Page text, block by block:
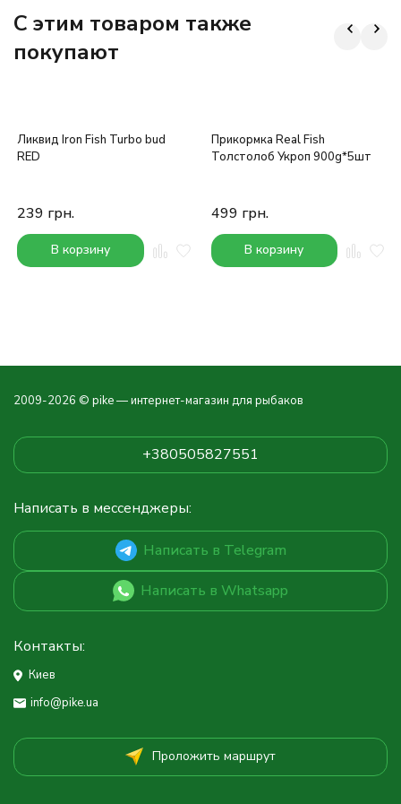
C этим товаром также
покупают
Ликвид Iron Fish Turbo bud
RED
239 грн.
В корзину
Прикормка Real Fish
Толстолоб Укроп 900g*5шт
499 грн.
В корзину
2009-2026 © pike — интернет-магазин для рыбаков
+380505827551
Написать в мессенджеры:
Написать в Telegram
Написать в Whatsapp
Контакты:
Киев
info@pike.ua
Проложить маршрут